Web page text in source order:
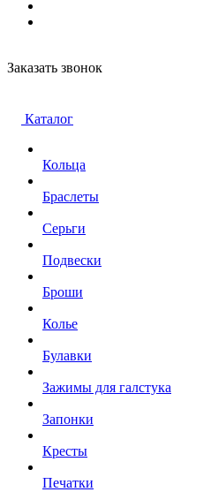
Заказать звонок
Каталог
Кольца
Браслеты
Серьги
Подвески
Броши
Колье
Булавки
Зажимы для галстука
Запонки
Кресты
Печатки